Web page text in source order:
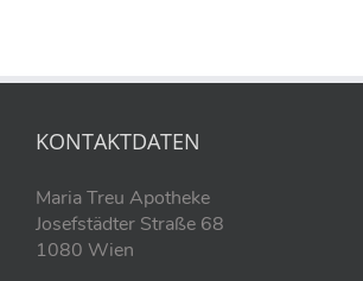
KONTAKTDATEN
Maria Treu Apotheke
Josefstädter Straße 68
1080 Wien